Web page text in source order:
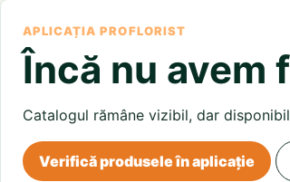
APLICAȚIA PROFLORIST
Încă nu avem
Catalogul rămâne vizibil, dar
Verifică produsele în aplicație